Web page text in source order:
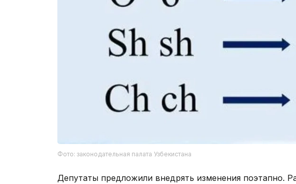
Фото: законодательная палата Узбекистана
Депутаты предложили внедрять изменения поэтапно.